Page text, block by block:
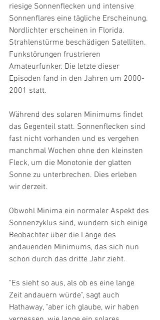
riesige Sonnenflecken und intensive
Sonnenflares eine tägliche Erscheinung.
Nordlichter erscheinen in Florida.
Strahlenstürme beschädigen Satelliten.
Funkstörungen frustrieren
Amateurfunker. Die letzte dieser
Episoden fand in den Jahren um 2000-
2001 statt.
Während des solaren Minimums findet
das Gegenteil statt. Sonnenflecken sind
fast nicht vorhanden und es vergehen
manchmal Wochen ohne den kleinsten
Fleck, um die Monotonie der glatten
Sonne zu unterbrechen. Dies erleben
wir derzeit.
Obwohl Minima ein normaler Aspekt des
Sonnenzyklus sind, wundern sich einige
Beobachter über die Länge des
andauenden Minimums, das sich nun
schon durch das dritte Jahr zieht.
"Es sieht so aus, als ob es eine lange
Zeit andauern würde", sagt auch
Hathaway, "aber ich glaube, wir haben